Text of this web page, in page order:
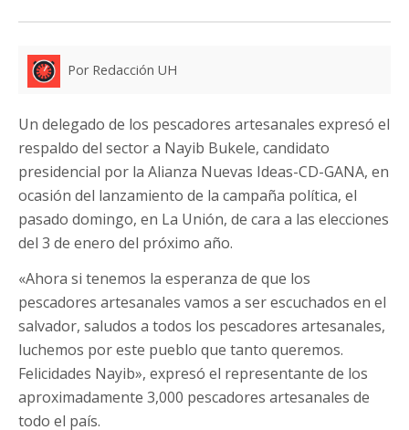
Por Redacción UH
Un delegado de los pescadores artesanales expresó el
respaldo del sector a Nayib Bukele, candidato
presidencial por la Alianza Nuevas Ideas-CD-GANA, en
ocasión del lanzamiento de la campaña política, el
pasado domingo, en La Unión, de cara a las elecciones
del 3 de enero del próximo año.
«Ahora si tenemos la esperanza de que los
pescadores artesanales vamos a ser escuchados en el
salvador, saludos a todos los pescadores artesanales,
luchemos por este pueblo que tanto queremos.
Felicidades Nayib», expresó el representante de los
aproximadamente 3,000 pescadores artesanales de
todo el país.